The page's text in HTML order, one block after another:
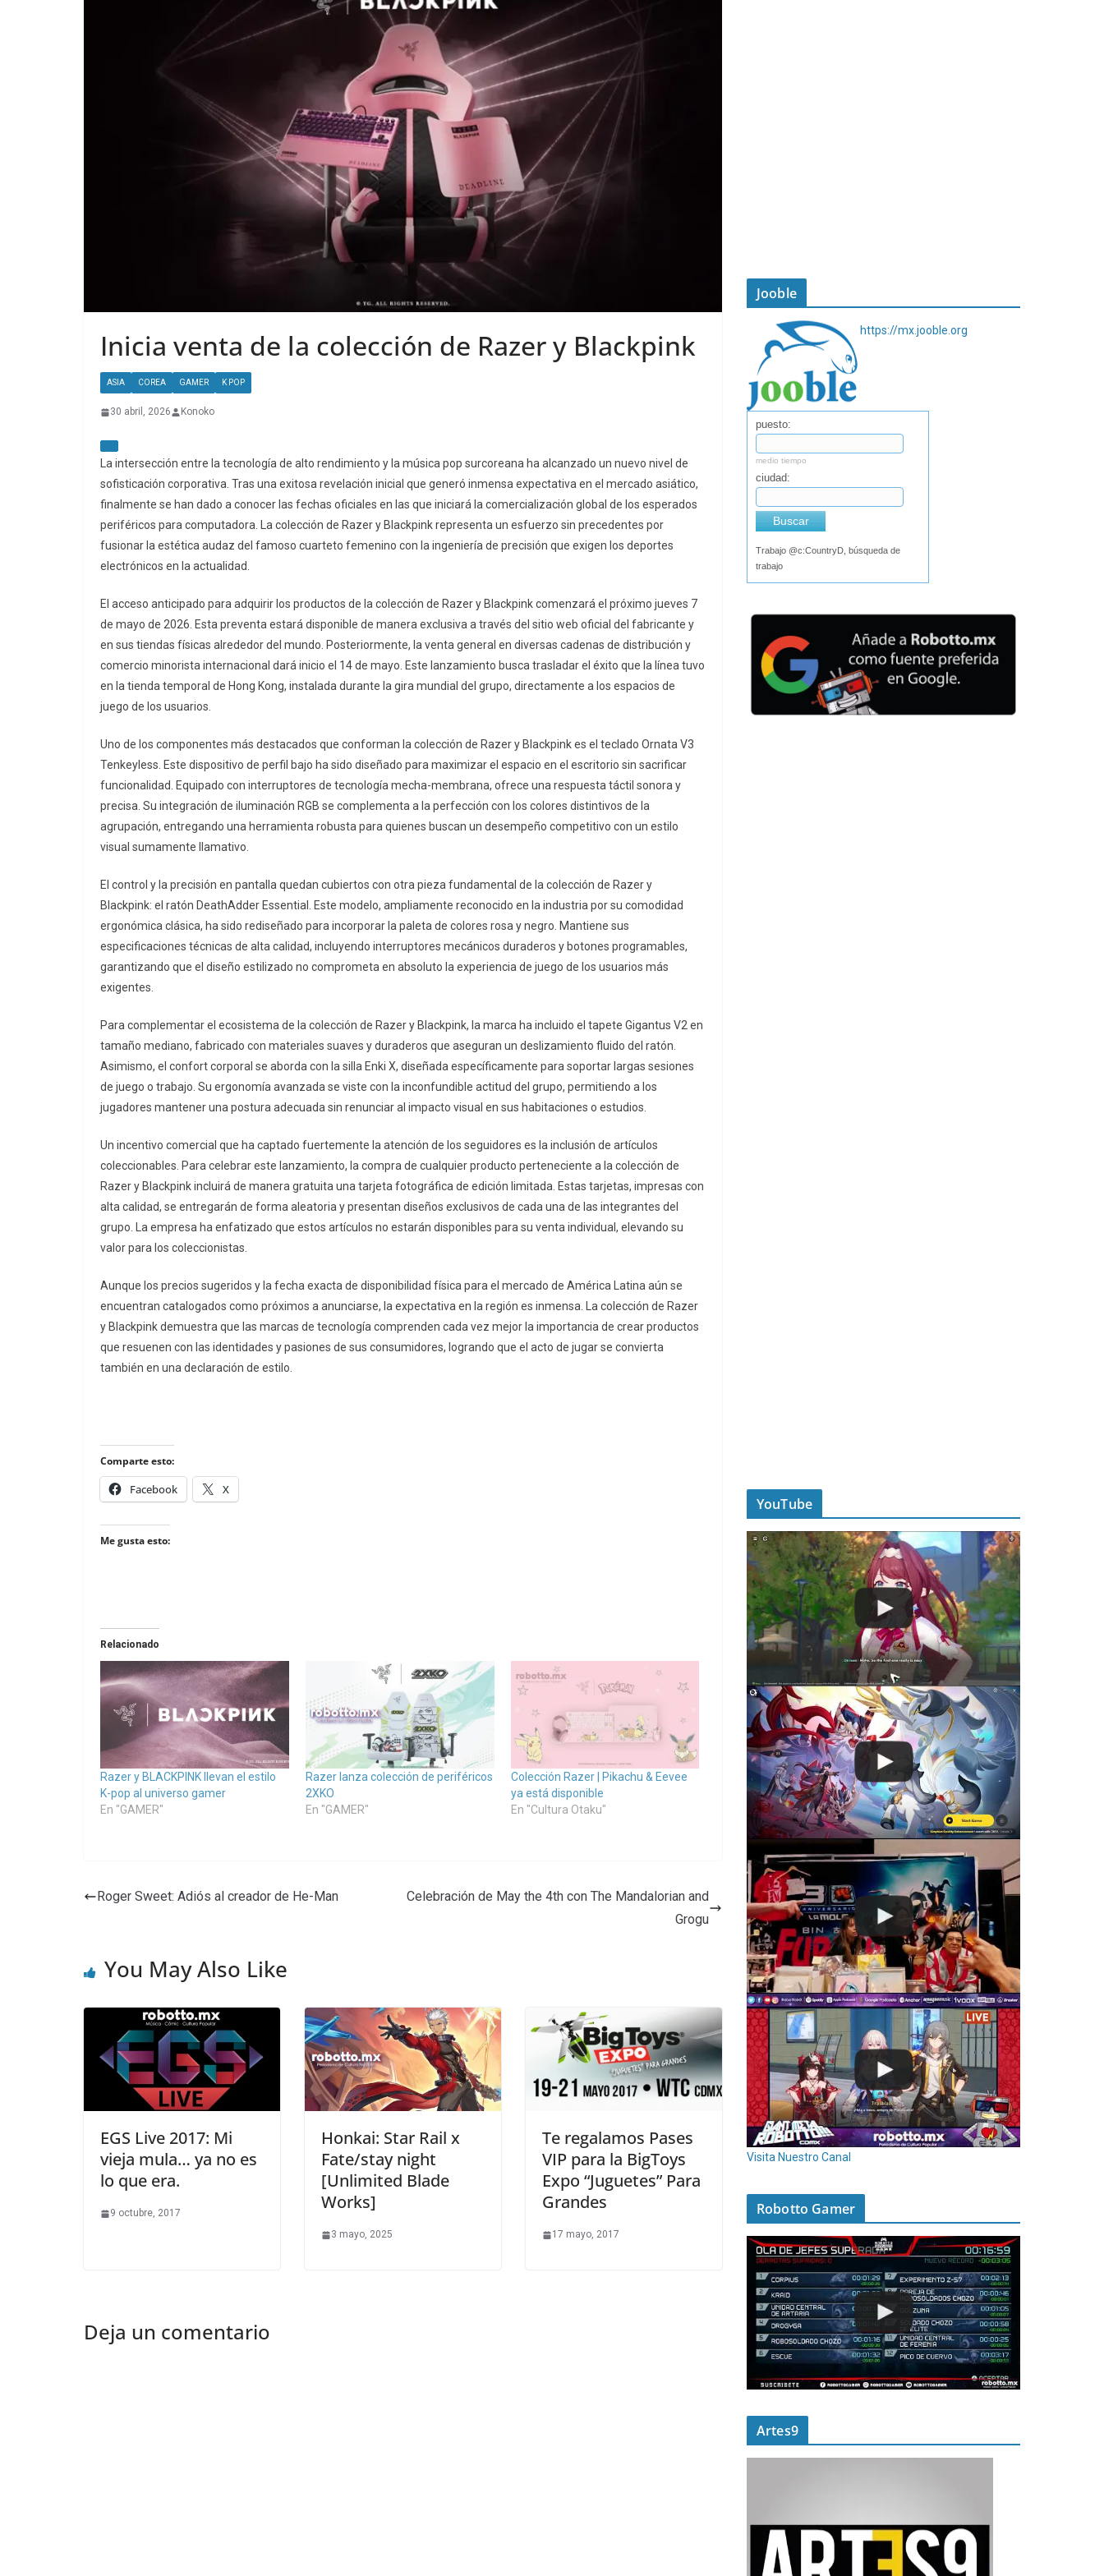
Inicia venta de la colección de Razer y Blackpink
ASIA COREA GAMER K POP
30 abril, 2026 Konoko
La intersección entre la tecnología de alto rendimiento y la música pop surcoreana ha alcanzado un nuevo nivel de
sofisticación corporativa. Tras una exitosa revelación inicial que generó inmensa expectativa en el mercado asiático,
finalmente se han dado a conocer las fechas oficiales en las que iniciará la comercialización global de los esperados
periféricos para computadora. La colección de Razer y Blackpink representa un esfuerzo sin precedentes por
fusionar la estética audaz del famoso cuarteto femenino con la ingeniería de precisión que exigen los deportes
electrónicos en la actualidad.
El acceso anticipado para adquirir los productos de la colección de Razer y Blackpink comenzará el próximo jueves 7
de mayo de 2026. Esta preventa estará disponible de manera exclusiva a través del sitio web oficial del fabricante y
en sus tiendas físicas alrededor del mundo. Posteriormente, la venta general en diversas cadenas de distribución y
comercio minorista internacional dará inicio el 14 de mayo. Este lanzamiento busca trasladar el éxito que la línea tuvo
en la tienda temporal de Hong Kong, instalada durante la gira mundial del grupo, directamente a los espacios de
juego de los usuarios.
Uno de los componentes más destacados que conforman la colección de Razer y Blackpink es el teclado Ornata V3
Tenkeyless. Este dispositivo de perfil bajo ha sido diseñado para maximizar el espacio en el escritorio sin sacrificar
funcionalidad. Equipado con interruptores de tecnología mecha-membrana, ofrece una respuesta táctil sonora y
precisa. Su integración de iluminación RGB se complementa a la perfección con los colores distintivos de la
agrupación, entregando una herramienta robusta para quienes buscan un desempeño competitivo con un estilo
visual sumamente llamativo.
El control y la precisión en pantalla quedan cubiertos con otra pieza fundamental de la colección de Razer y
Blackpink: el ratón DeathAdder Essential. Este modelo, ampliamente reconocido en la industria por su comodidad
ergonómica clásica, ha sido rediseñado para incorporar la paleta de colores rosa y negro. Mantiene sus
especificaciones técnicas de alta calidad, incluyendo interruptores mecánicos duraderos y botones programables,
garantizando que el diseño estilizado no comprometa en absoluto la experiencia de juego de los usuarios más
exigentes.
Para complementar el ecosistema de la colección de Razer y Blackpink, la marca ha incluido el tapete Gigantus V2 en
tamaño mediano, fabricado con materiales suaves y duraderos que aseguran un deslizamiento fluido del ratón.
Asimismo, el confort corporal se aborda con la silla Enki X, diseñada específicamente para soportar largas sesiones
de juego o trabajo. Su ergonomía avanzada se viste con la inconfundible actitud del grupo, permitiendo a los
jugadores mantener una postura adecuada sin renunciar al impacto visual en sus habitaciones o estudios.
Un incentivo comercial que ha captado fuertemente la atención de los seguidores es la inclusión de artículos
coleccionables. Para celebrar este lanzamiento, la compra de cualquier producto perteneciente a la colección de
Razer y Blackpink incluirá de manera gratuita una tarjeta fotográfica de edición limitada. Estas tarjetas, impresas con
alta calidad, se entregarán de forma aleatoria y presentan diseños exclusivos de cada una de las integrantes del
grupo. La empresa ha enfatizado que estos artículos no estarán disponibles para su venta individual, elevando su
valor para los coleccionistas.
Aunque los precios sugeridos y la fecha exacta de disponibilidad física para el mercado de América Latina aún se
encuentran catalogados como próximos a anunciarse, la expectativa en la región es inmensa. La colección de Razer
y Blackpink demuestra que las marcas de tecnología comprenden cada vez mejor la importancia de crear productos
que resuenen con las identidades y pasiones de sus consumidores, logrando que el acto de jugar se convierta
también en una declaración de estilo.
Comparte esto:
Facebook X
Me gusta esto:
Relacionado
Razer y BLACKPINK llevan el estilo
K-pop al universo gamer
En "GAMER"
Razer lanza colección de periféricos
2XKO
En "GAMER"
Colección Razer | Pikachu & Eevee
ya está disponible
En "Cultura Otaku"
Roger Sweet: Adiós al creador de He-Man
Celebración de May the 4th con The Mandalorian and
Grogu
You May Also Like
EGS Live 2017: Mi
vieja mula… ya no es
lo que era.
9 octubre, 2017
Honkai: Star Rail x
Fate/stay night
[Unlimited Blade
Works]
3 mayo, 2025
Te regalamos Pases
VIP para la BigToys
Expo “Juguetes” Para
Grandes
17 mayo, 2017
Deja un comentario
Jooble
https://mx.jooble.org
puesto:
medio tiempo
ciudad:
Buscar
Trabajo @c:CountryD, búsqueda de
trabajo
YouTube
Visita Nuestro Canal
Robotto Gamer
Artes9